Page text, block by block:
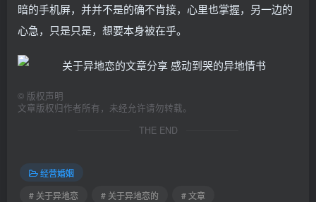
暗的手机屏，并并不是的确不肯接，心里也掌握，另一边的
心急，只是只是，想要本身被在乎。
© 版权声明
文章版权归作者所有，未经允许请勿转载。
THE END
经营婚姻
# 关于异地恋
# 关于异地恋的 # 文章